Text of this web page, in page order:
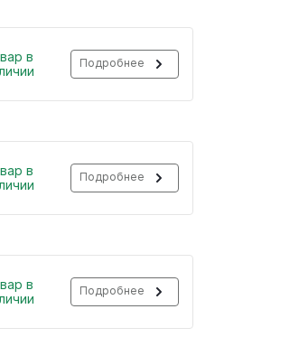
в
Подробнее
в
Подробнее
в
Подробнее